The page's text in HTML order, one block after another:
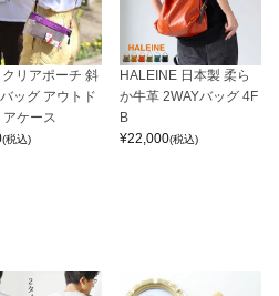
クリアポーチ 斜
ッグ アウトド
アケース
(税込)
HALEINE 日本製 柔ら
か牛革 2WAYバッグ 4F
B
¥22,000(税込)